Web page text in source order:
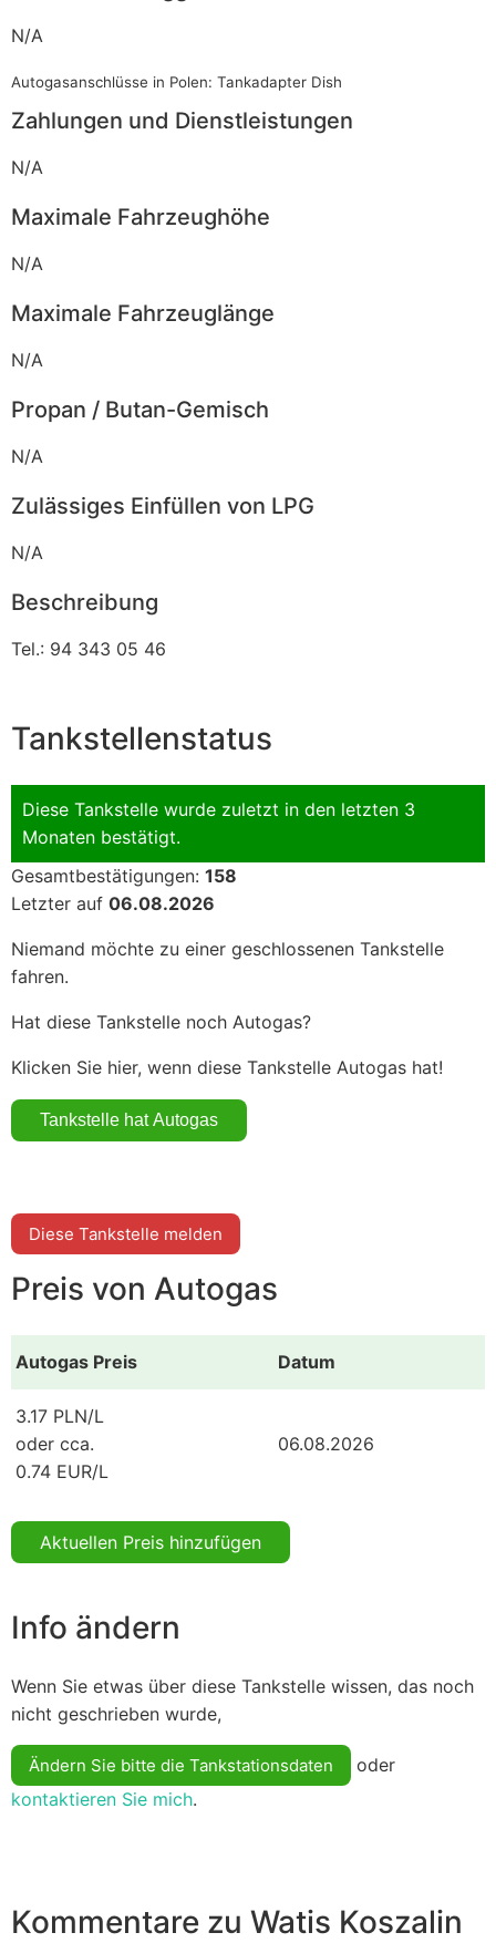
N/A
Autogasanschlüsse in Polen: Tankadapter Dish
Zahlungen und Dienstleistungen
N/A
Maximale Fahrzeughöhe
N/A
Maximale Fahrzeuglänge
N/A
Propan / Butan-Gemisch
N/A
Zulässiges Einfüllen von LPG
N/A
Beschreibung
Tel.: 94 343 05 46
Tankstellenstatus
Diese Tankstelle wurde zuletzt in den letzten 3
Monaten bestätigt.
Gesamtbestätigungen: 158
Letzter auf 06.08.2026
Niemand möchte zu einer geschlossenen Tankstelle
fahren.
Hat diese Tankstelle noch Autogas?
Klicken Sie hier, wenn diese Tankstelle Autogas hat!
Diese Tankstelle melden
Preis von Autogas
Autogas Preis Datum
3.17 PLN/L
oder cca.
0.74 EUR/L
06.08.2026
Aktuellen Preis hinzufügen
Info ändern
Wenn Sie etwas über diese Tankstelle wissen, das noch
nicht geschrieben wurde,
Ändern Sie bitte die Tankstationsdaten
oder
kontaktieren Sie mich.
Kommentare zu Watis Koszalin